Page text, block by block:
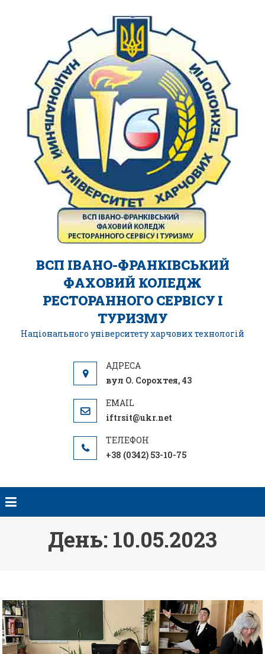
ВСП ІВАНО-ФРАНКІВСЬКИЙ
ФАХОВИЙ КОЛЕДЖ
РЕСТОРАННОГО СЕРВІСУ І
ТУРИЗМУ
Національного університету харчових технологій
вул О. Сорохтея, 43
iftrsit@ukr.net
+38 (0342) 53-10-75
День: 10.05.2023